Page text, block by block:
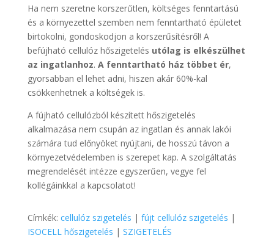
Ha nem szeretne korszerűtlen, költséges fenntartású
és a környezettel szemben nem fenntartható épületet
birtokolni, gondoskodjon a korszerűsítésről! A
befújható cellulóz hőszigetelés utólag is elkészülhet
az ingatlanhoz. A fenntartható ház többet ér,
gyorsabban el lehet adni, hiszen akár 60%-kal
csökkenhetnek a költségek is.
A fújható cellulózból készített hőszigetelés
alkalmazása nem csupán az ingatlan és annak lakói
számára tud előnyöket nyújtani, de hosszú távon a
környezetvédelemben is szerepet kap. A szolgáltatás
megrendelését intézze egyszerűen, vegye fel
kollégáinkkal a kapcsolatot!
Címkék: cellulóz szigetelés | fújt cellulóz szigetelés |
ISOCELL hőszigetelés | SZIGETELÉS